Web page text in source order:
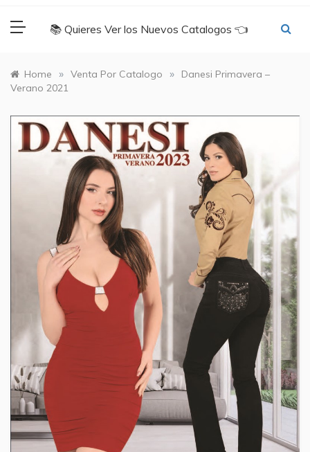
📚 Quieres Ver los Nuevos Catalogos 👈
Home » Venta Por Catalogo »
Danesi Primavera –
Verano 2021